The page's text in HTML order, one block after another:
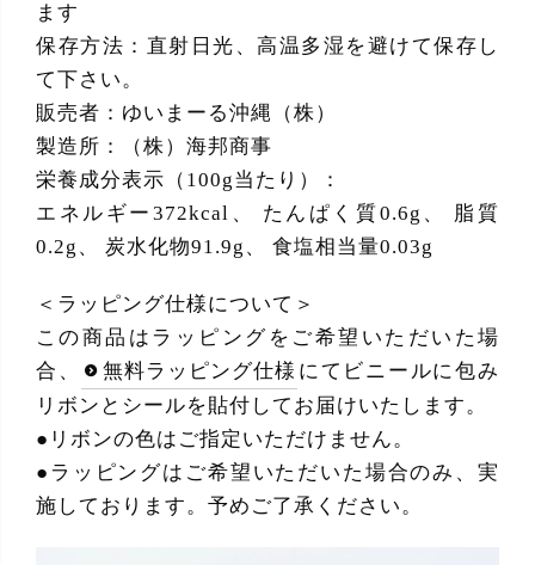
ます
保存方法：直射日光、高温多湿を避けて保存し
て下さい。
販売者：ゆいまーる沖縄（株）
製造所：（株）海邦商事
栄養成分表示（100g当たり）：
エネルギー372kcal、 たんぱく質0.6g、 脂質
0.2g、 炭水化物91.9g、 食塩相当量0.03g
＜ラッピング仕様について＞
この商品はラッピングをご希望いただいた場
合、
無料ラッピング仕様 にてビニールに包み
リボンとシールを貼付してお届けいたします。
●リボンの色はご指定いただけません。
●ラッピングはご希望いただいた場合のみ、実
施しております。予めご了承ください。